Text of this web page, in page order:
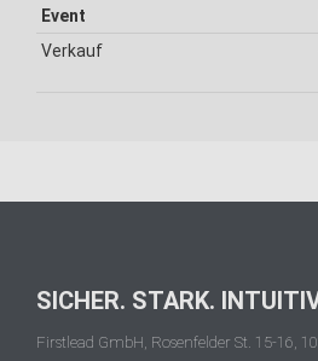
Event
Verkauf
SICHER. STARK.
Firstlead GmbH, Rosenfelder St. 15-16,